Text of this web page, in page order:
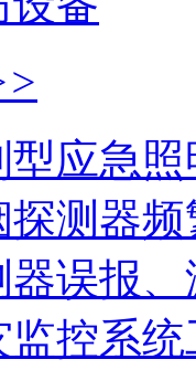
应急照
测器
误报
控系统